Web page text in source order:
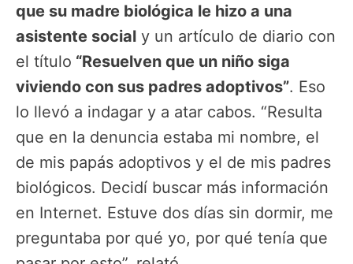
que su madre biológica le hizo a una
asistente social y un artículo de diario con
el título “Resuelven que un niño siga
viviendo con sus padres adoptivos”. Eso
lo llevó a indagar y a atar cabos. “Resulta
que en la denuncia estaba mi nombre, el
de mis papás adoptivos y el de mis padres
biológicos. Decidí buscar más información
en Internet. Estuve dos días sin dormir, me
preguntaba por qué yo, por qué tenía que